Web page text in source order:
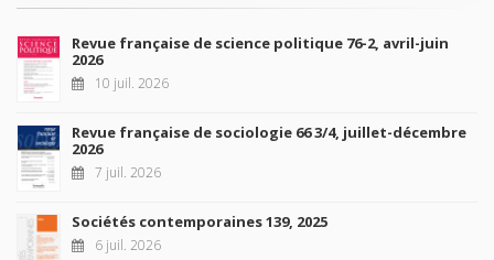
Revue française de science politique 76-2, avril-juin
2026
10 juil. 2026
Revue française de sociologie 66 3/4, juillet-décembre
2026
7 juil. 2026
Sociétés contemporaines 139, 2025
6 juil. 2026